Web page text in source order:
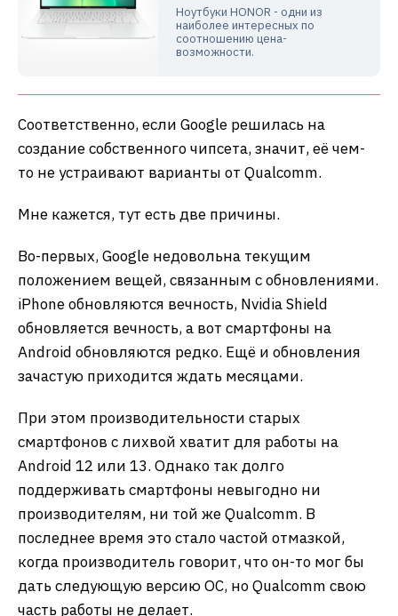
Ноутбуки HONOR - одни из
наиболее интересных по
соотношению цена-
возможности.
Соответственно, если Google решилась на
создание собственного чипсета, значит, её чем-
то не устраивают варианты от Qualcomm.
Мне кажется, тут есть две причины.
Во-первых, Google недовольна текущим
положением вещей, связанным с обновлениями.
iPhone обновляются вечность, Nvidia Shield
обновляется вечность, а вот смартфоны на
Android обновляются редко. Ещё и обновления
зачастую приходится ждать месяцами.
При этом производительности старых
смартфонов с лихвой хватит для работы на
Android 12 или 13. Однако так долго
поддерживать смартфоны невыгодно ни
производителям, ни той же Qualcomm. В
последнее время это стало частой отмазкой,
когда производитель говорит, что он-то мог бы
дать следующую версию ОС, но Qualcomm свою
часть работы не делает.